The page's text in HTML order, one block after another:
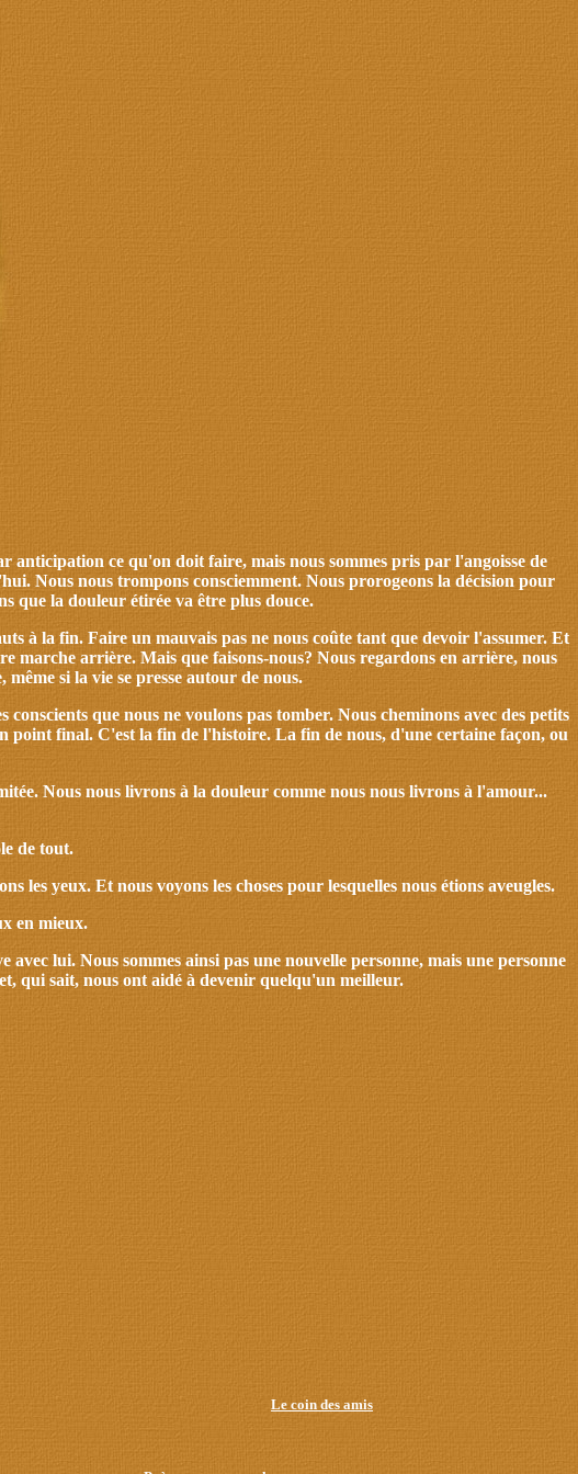
anticipation ce qu'on doit faire, mais nous sommes pris par l'angoisse de
Nous nous trompons consciemment. Nous prorogeons la décision pour
que la douleur étirée va être plus douce.
à la fin. Faire un mauvais pas ne nous coûte tant que devoir l'assumer. Et
marche arrière. Mais que faisons-nous? Nous regardons en arrière, nous
si la vie se presse autour de nous.
que nous ne voulons pas tomber. Nous cheminons avec des petits
point final. C'est la fin de l'histoire. La fin de nous, d'une certaine façon, ou
Nous nous livrons à la douleur comme nous nous livrons à l'amour...
de tout.
les yeux. Et nous voyons les choses pour lesquelles nous étions aveugles.
en mieux.
lui. Nous sommes ainsi pas une nouvelle personne, mais une personne
qui sait, nous ont aidé à devenir quelqu'un meilleur.
Le coin des amis